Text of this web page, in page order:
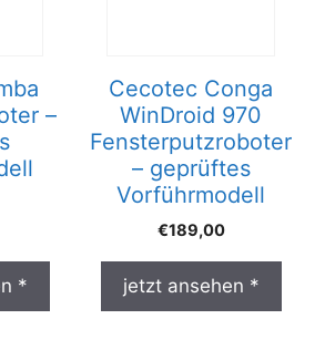
–
*
Cecotec Conga
WinDroid 970
Fensterputzroboter
– geprüftes
Vorführmodell
€189,00
jetzt ansehen *